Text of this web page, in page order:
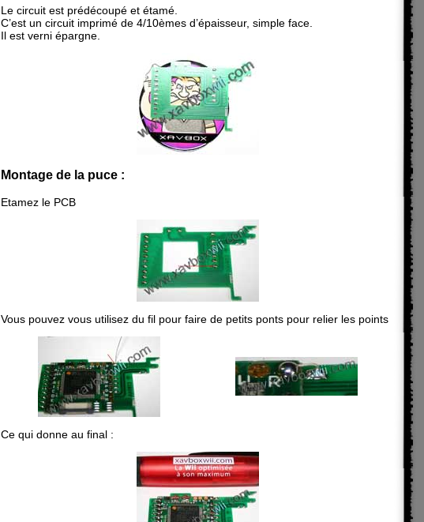
Le circuit est prédécoupé et étamé.
C’est un circuit imprimé de 4/10èmes d’épaisseur, simple face.
Il est verni épargne.
Montage de la puce :
Etamez le PCB
Vous pouvez vous utilisez du fil pour faire de petits ponts pour relier les points
Ce qui donne au final :